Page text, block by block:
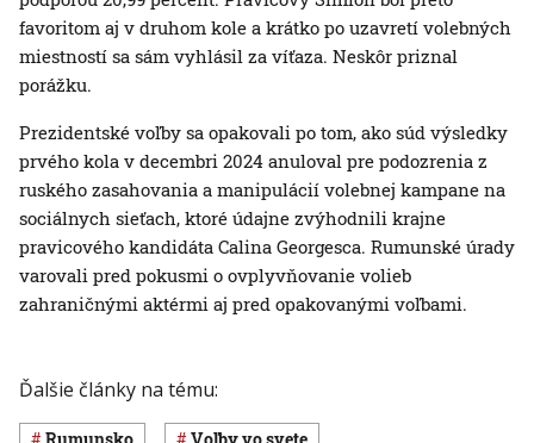
favoritom aj v druhom kole a krátko po uzavretí volebných
miestností sa sám vyhlásil za víťaza. Neskôr priznal
porážku.
Prezidentské voľby sa opakovali po tom, ako súd výsledky
prvého kola v decembri 2024 anuloval pre podozrenia z
ruského zasahovania a manipulácií volebnej kampane na
sociálnych sieťach, ktoré údajne zvýhodnili krajne
pravicového kandidáta Calina Georgesca. Rumunské úrady
varovali pred pokusmi o ovplyvňovanie volieb
zahraničnými aktérmi aj pred opakovanými voľbami.
Ďalšie články na tému: